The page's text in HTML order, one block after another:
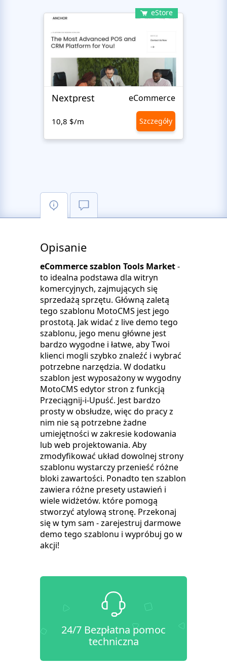
eStore
Nextprest eCommerce
10,8 $/m Szczegóły
Opisanie
eCommerce szablon Tools Market-
to idealna podstawa dla witryn
komercyjnych, zajmujących się
sprzedażą sprzętu. Główną zaletą
tego szablonu MotoCMS jest jego
prostotą. Jak widać z live demo tego
szablonu, jego menu główne jest
bardzo wygodne i łatwe, aby Twoi
klienci mogli szybko znaleźć i wybrać
potrzebne narzędzia. W dodatku
szablon jest wyposażony w wygodny
MotoCMS edytor stron z funkcją
Przeciągnij-i-Upuść. Jest bardzo
prosty w obsłudze, więc do pracy z
nim nie są potrzebne żadne
umiejętności w zakresie kodowania
lub web projektowania. Aby
zmodyfikować układ dowolnej strony
szablonu wystarczy przenieść różne
bloki zawartości. Ponadto ten szablon
zawiera różne presety ustawień i
wiele widżetów. które pomogą
stworzyć atylową stronę. Przekonaj
się w tym sam - zarejestruj darmowe
demo tego szablonu i wypróbuj go w
akcji!
24/7 Bezpłatna pomoc
techniczna